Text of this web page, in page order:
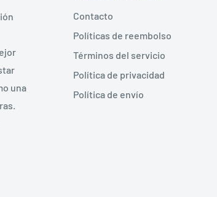
una
Contacto
Políticas de reembolso
Términos del servicio
Política de privacidad
Política de envío